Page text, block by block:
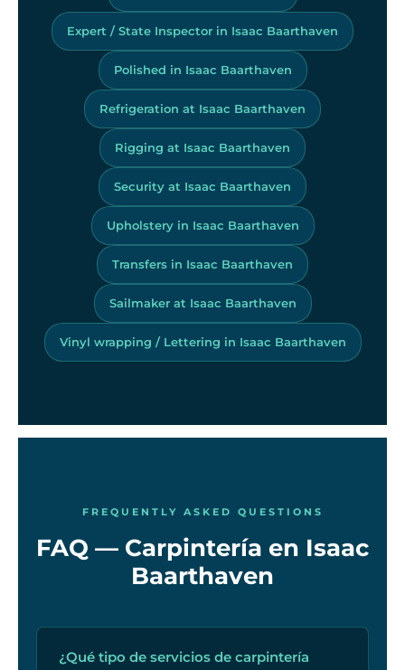
Expert / State Inspector in Isaac Baarthaven
Polished in Isaac Baarthaven
Refrigeration at Isaac Baarthaven
Rigging at Isaac Baarthaven
Security at Isaac Baarthaven
Upholstery in Isaac Baarthaven
Transfers in Isaac Baarthaven
Sailmaker at Isaac Baarthaven
Vinyl wrapping / Lettering in Isaac Baarthaven
FREQUENTLY ASKED QUESTIONS
FAQ — Carpintería en Isaac
Baarthaven
¿Qué tipo de servicios de carpintería